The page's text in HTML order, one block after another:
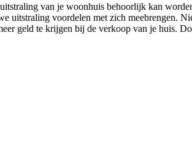
van je woonhuis behoorlijk kan
uitstraling voordelen met zich meebrengen.
geld te krijgen bij de verkoop van je huis.